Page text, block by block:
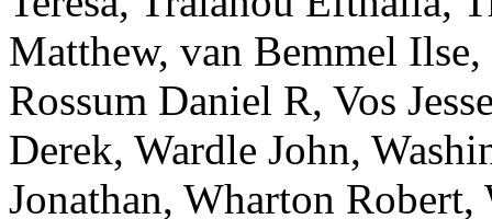
Matthew, van Bemmel Ilse,
Rossum Daniel R, Vos
Derek, Wardle John,
Jonathan, Wharton Robert,